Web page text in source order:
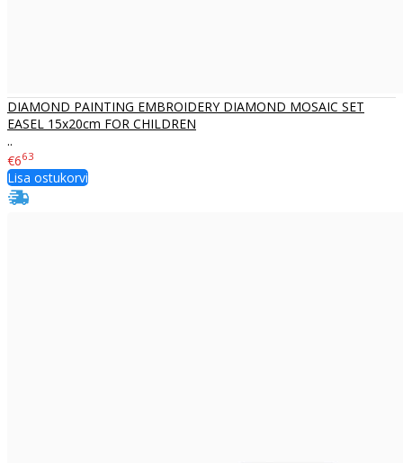
DIAMOND PAINTING EMBROIDERY DIAMOND MOSAIC SET
EASEL 15x20cm FOR CHILDREN
..
€663
Lisa ostukorvi